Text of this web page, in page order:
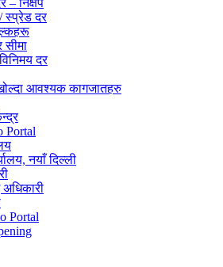
– निक्षेप
स्प्रेड दर
सीमा
दर
आवश्यक कागजातहरु
Portal
नयाँ दिल्ली
Portal